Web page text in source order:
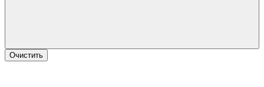
Очистить